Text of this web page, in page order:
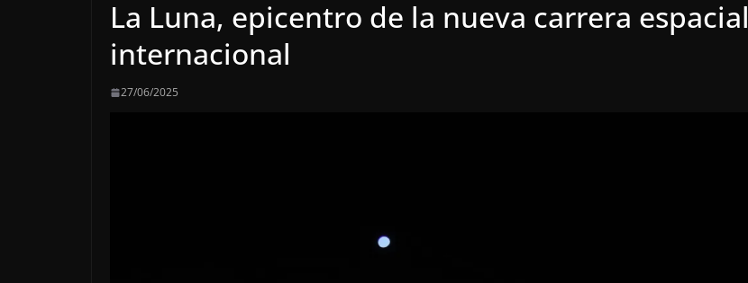
La Luna, epicentro de la nueva carrera espacial
internacional
27/06/2025